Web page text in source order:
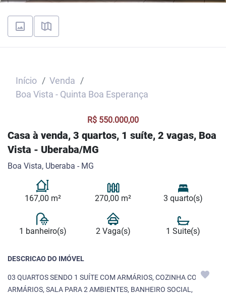
Início
Venda
Boa Vista - Quinta Boa Esperança
R$ 550.000,00
Casa à venda, 3 quartos, 1 suíte, 2 vagas, Boa
Vista - Uberaba/MG
Boa Vista, Uberaba - MG
167,00 m² 270,00 m² 3 quarto(s)
1 banheiro(s) 2 Vaga(s) 1 Suite(s)
DESCRICAO DO IMÓVEL
03 QUARTOS SENDO 1 SUÍTE COM ARMÁRIOS, COZINHA COM
ARMÁRIOS, SALA PARA 2 AMBIENTES, BANHEIRO SOCIAL,